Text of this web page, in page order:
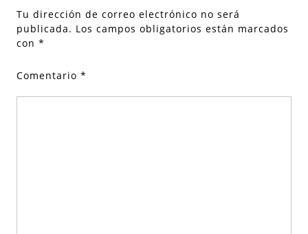
Tu dirección de correo electrónico no será
publicada. Los campos obligatorios están marcados
con *
Comentario *